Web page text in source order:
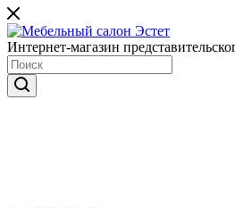
Интернет-магазин